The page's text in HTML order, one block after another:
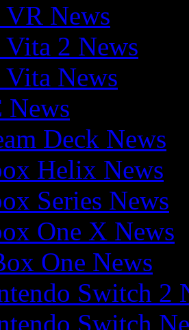
VR News
Vita 2 News
Vita News
News
Deck News
Helix News
Series News
One X News
One News
Switch 2
Switch